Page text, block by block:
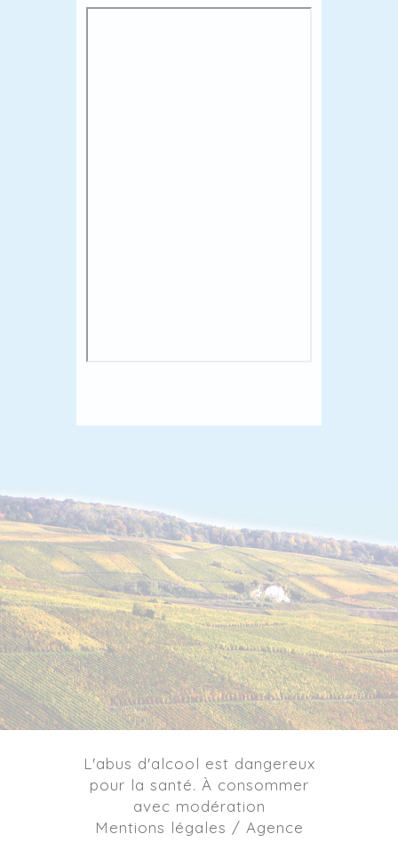
L'abus d'alcool est dangereux
pour la santé. À consommer
avec modération
Mentions légales / Agence